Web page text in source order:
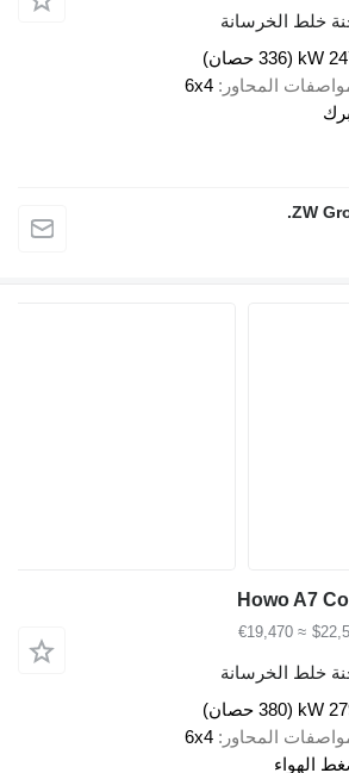
الخرسانة
المحاور 6x4
Howo
≈ €19,470
الخرسانة
المحاور 6x4